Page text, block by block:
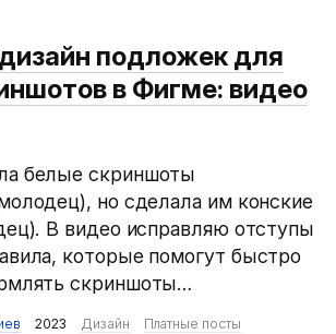
подложек для
в Фигме: видео
белые скриншоты
но сделала им конские
В видео исправляю отступы
которые помогут быстро
скриншоты…
2023 Дизайн Платные посты